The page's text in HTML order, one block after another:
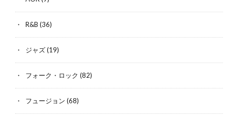
R&B (36)
ジャズ(19)
フォーク・ロック (82)
フュージョン (68)